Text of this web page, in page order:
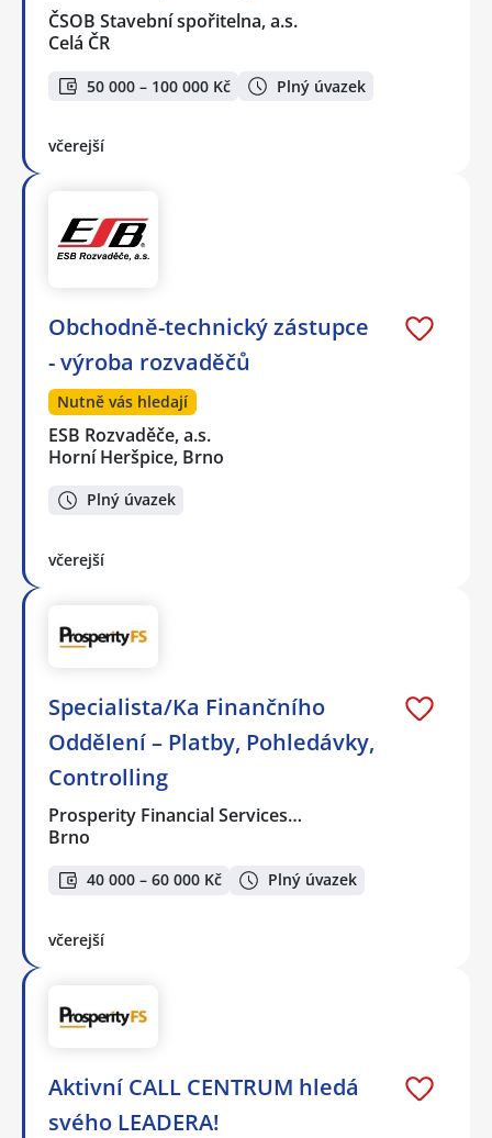
ČSOB Stavební spořitelna, a.s.
Celá ČR
50 000 – 100 000 Kč Plný úvazek
včerejší
Obchodně-technický zástupce
- výroba rozvaděčů
Nutně vás hledají
ESB Rozvaděče, a.s.
Horní Heršpice, Brno
Plný úvazek
včerejší
Specialista/Ka Finančního
Oddělení – Platby, Pohledávky,
Controlling
Prosperity Financial Services…
Brno
40 000 – 60 000 Kč Plný úvazek
včerejší
Aktivní CALL CENTRUM hledá
svého LEADERA!